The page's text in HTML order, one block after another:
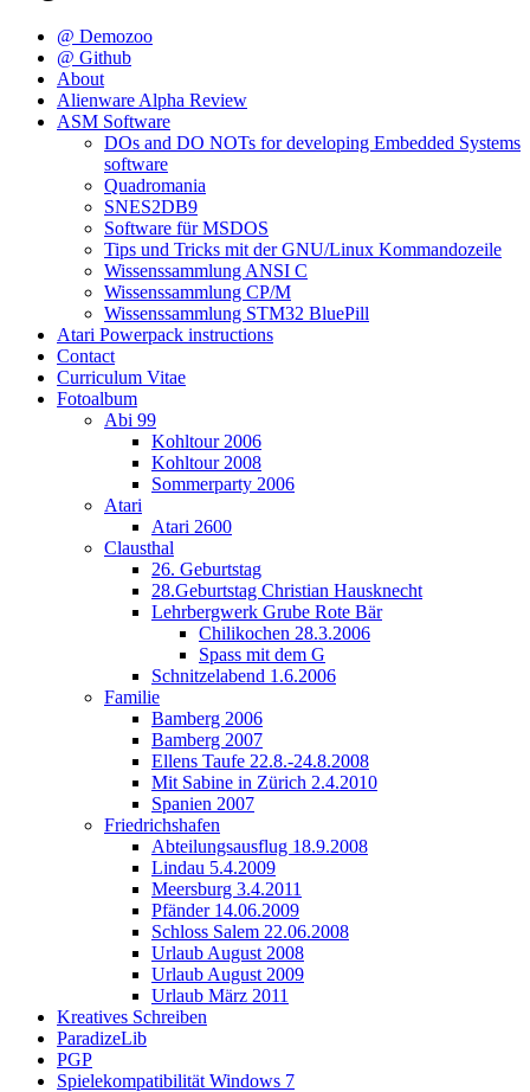
@ Demozoo
@ Github
About
Alienware Alpha Review
ASM Software
DOs and DO NOTs for developing Embedded Systems
software
Quadromania
SNES2DB9
Software für MSDOS
Tips und Tricks mit der GNU/Linux Kommandozeile
Wissenssammlung ANSI C
Wissenssammlung CP/M
Wissenssammlung STM32 BluePill
Atari Powerpack instructions
Contact
Curriculum Vitae
Fotoalbum
Abi 99
Kohltour 2006
Kohltour 2008
Sommerparty 2006
Atari
Atari 2600
Clausthal
26. Geburtstag
28.Geburtstag Christian Hausknecht
Lehrbergwerk Grube Rote Bär
Chilikochen 28.3.2006
Spass mit dem G
Schnitzelabend 1.6.2006
Familie
Bamberg 2006
Bamberg 2007
Ellens Taufe 22.8.-24.8.2008
Mit Sabine in Zürich 2.4.2010
Spanien 2007
Friedrichshafen
Abteilungsausflug 18.9.2008
Lindau 5.4.2009
Meersburg 3.4.2011
Pfänder 14.06.2009
Schloss Salem 22.06.2008
Urlaub August 2008
Urlaub August 2009
Urlaub März 2011
Kreatives Schreiben
ParadizeLib
PGP
Spielekompatibilität Windows 7